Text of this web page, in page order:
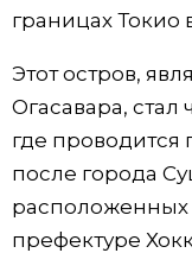
Политика
Экономика
Общество
Культура
Японский
Семья
Еда и напитки
границах Токио
Этот остров,
Огасавара,
где
после города
расположенных
префектуре